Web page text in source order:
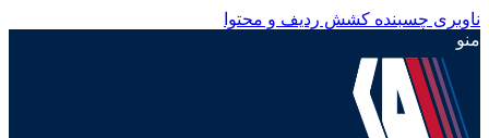
ناوبری چسبنده کشش ردیف و محتوا
منو